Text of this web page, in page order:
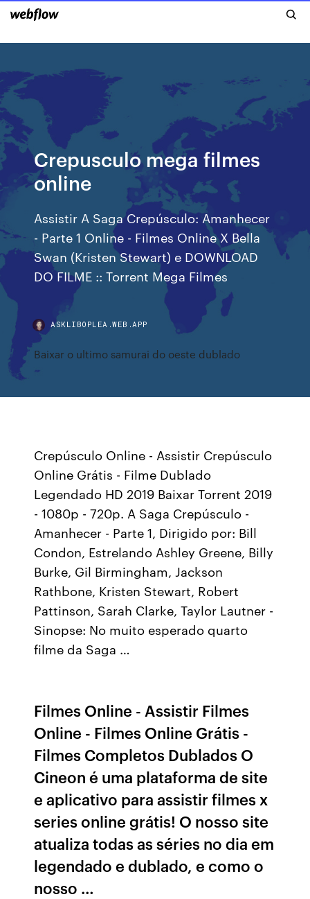
Crepusculo mega filmes
online
Assistir A Saga Crepúsculo: Amanhecer
- Parte 1 Online - Filmes Online X Bella
Swan (Kristen Stewart) e DOWNLOAD
DO FILME :: Torrent Mega Filmes
ASKLIBOPLEA.WEB.APP
Baixar o ultimo samurai do oeste dublado
Crepúsculo Online - Assistir Crepúsculo
Online Grátis - Filme Dublado
Legendado HD 2019 Baixar Torrent 2019
- 1080p - 720p. A Saga Crepúsculo -
Amanhecer - Parte 1, Dirigido por: Bill
Condon, Estrelando Ashley Greene, Billy
Burke, Gil Birmingham, Jackson
Rathbone, Kristen Stewart, Robert
Pattinson, Sarah Clarke, Taylor Lautner -
Sinopse: No muito esperado quarto
filme da Saga …
Filmes Online - Assistir Filmes
Online - Filmes Online Grátis -
Filmes Completos Dublados O
Cineon é uma plataforma de site
e aplicativo para assistir filmes x
series online grátis! O nosso site
atualiza todas as séries no dia em
legendado e dublado, e como o
nosso …